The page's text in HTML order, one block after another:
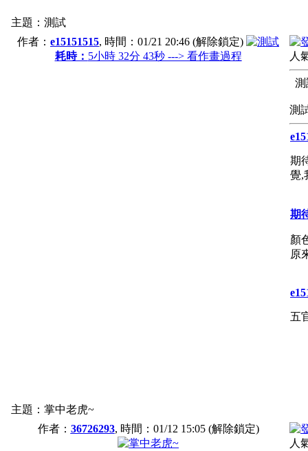
主題：測試
作者： e15151515, 時間： 01/21 20:46 (解除鎖定)
耗時： 5小時 32分 43秒 ---> 看作畫過程 人
測
測
期
覺,
期
顏
原
五
主題：掌中老虎~
作者： 36726293, 時間： 01/12 15:05(解除鎖定)
人